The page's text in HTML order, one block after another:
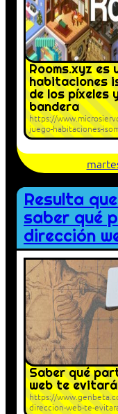
Rooms.xyz es
habitaciones
de los píxeles
bandera
https://
juego-habitaciones-
Resulta
saber qué
dirección
Saber qué
web te
https://
direccion-web-te-